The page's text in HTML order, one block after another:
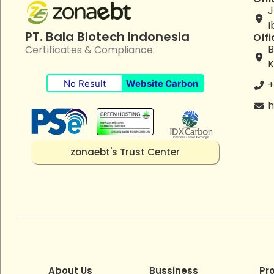
PT. Bala Biotech Indonesia
Certificates & Compliance:
No Result Website Carbon
zonaebt's Trust Center
About Us Bussiness